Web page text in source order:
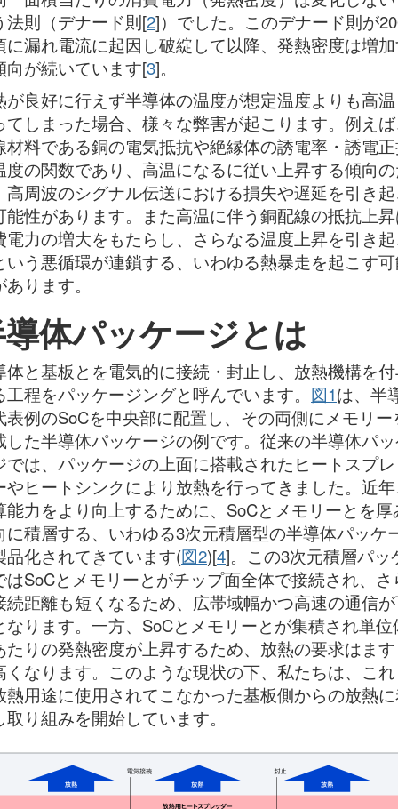
法則（デナード則[2]）でした。このデナード則が
に漏れ電流に起因し破綻して以降、発熱密度は増
向が続いています[3]。
が良好に行えず半導体の温度が想定温度よりも高
てしまった場合、様々な弊害が起こります。例え
材料である銅の電気抵抗や絶縁体の誘電率・誘電
度の関数であり、高温になるに従い上昇する傾向
高周波のシグナル伝送における損失や遅延を引き
能性があります。また高温に伴う銅配線の抵抗上
電力の増大をもたらし、さらなる温度上昇を引き
いう悪循環が連鎖する、いわゆる熱暴走を起こす
ります。
体パッケージとは
体と基板とを電気的に接続・封止し、放熱機構を
工程をパッケージングと呼んでいます。 図1は、半
表例のSoCを中央部に配置し、その両側にメモリー
した半導体パッケージの例です。従来の半導体パ
では、パッケージの上面に搭載されたヒートスプ
やヒートシンクにより放熱を行ってきました。近
能力をより向上するために、SoCとメモリーとを厚
に積層する、いわゆる3次元積層型の半導体パッケ
品化されてきています(図2)[4]。この3次元積層パッ
はSoCとメモリーとがチップ面全体で接続され、さ
続距離も短くなるため、広帯域幅かつ高速の通信
なります。一方、SoCとメモリーとが集積され単位
たりの発熱密度が上昇するため、放熱の要求はま
くなります。このような現状の下、私たちは、こ
熱用途に使用されてこなかった基板側からの放熱
取り組みを開始しています。